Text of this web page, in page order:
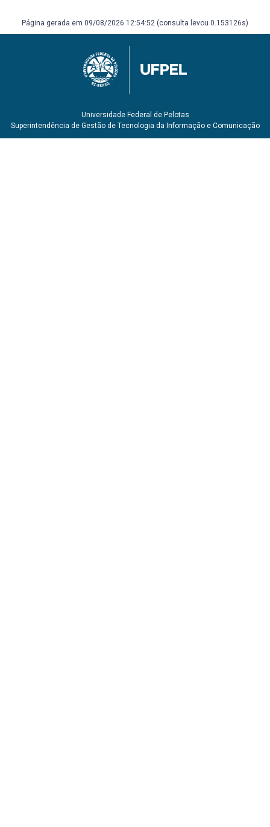
Página gerada em 09/08/2026 12:54:52 (consulta levou 0.153126s)
Universidade Federal de Pelotas
Superintendência de Gestão de Tecnologia da Informação e Comunicação